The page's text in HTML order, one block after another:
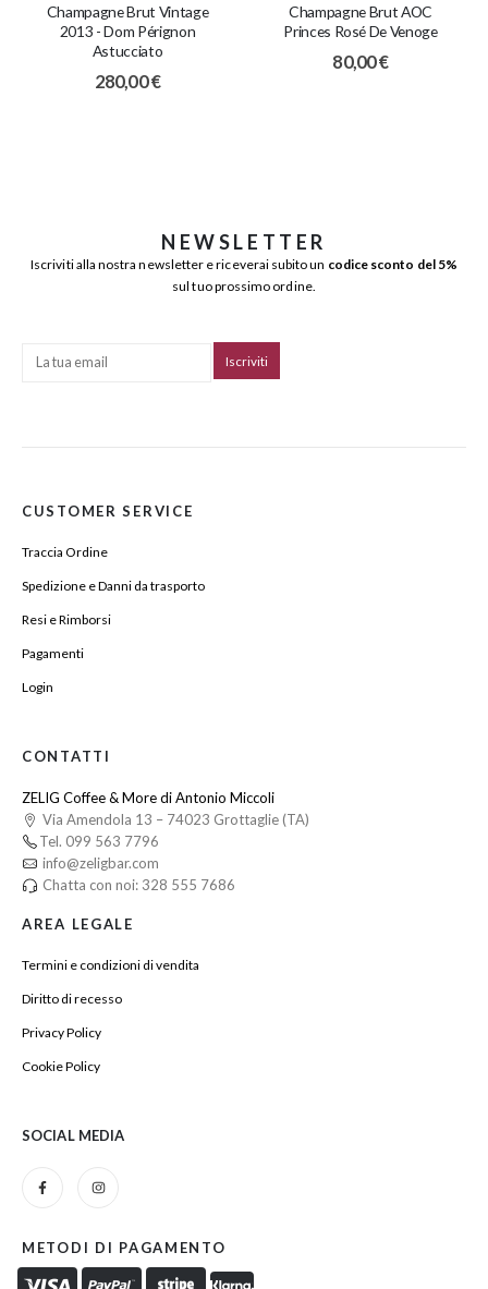
Champagne Brut Vintage
2013 - Dom Pérignon
Astucciato
280,00€
Champagne Brut AOC
Princes Rosé De Venoge
80,00€
NEWSLETTER
Iscriviti alla nostra newsletter e riceverai subito un codice sconto del 5%
sul tuo prossimo ordine.
CUSTOMER SERVICE
Traccia Ordine
Spedizione e Danni da trasporto
Resi e Rimborsi
Pagamenti
Login
CONTATTI
ZELIG Coffee & More di Antonio Miccoli
Via Amendola 13 – 74023 Grottaglie (TA)
Tel. 099 563 7796
info@zeligbar.com
Chatta con noi: 328 555 7686
AREA LEGALE
Termini e condizioni di vendita
Diritto di recesso
Privacy Policy
Cookie Policy
SOCIAL MEDIA
METODI DI PAGAMENTO